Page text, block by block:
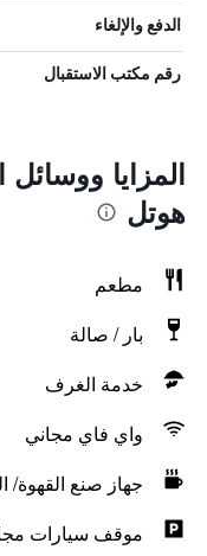
الدفع والإلغاء
رقم مكتب الاستقبال
المزايا
هوتل
مطعم
بار / صالة
خدمة الغرف
واي فاي مجاني
جهاز صنع القهوة/
موقف سيارات